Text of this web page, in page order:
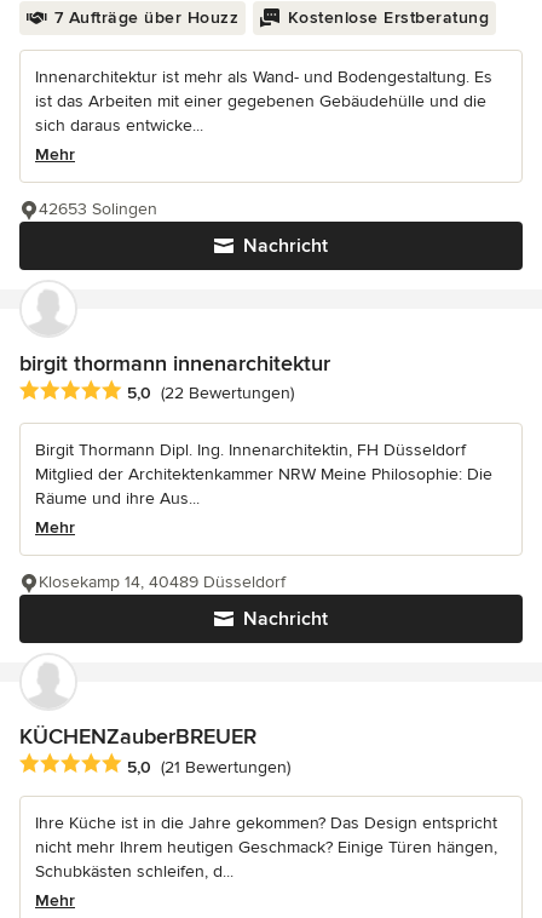
7 Aufträge über Houzz Kostenlose Erstberatung
Innenarchitektur ist mehr als Wand- und Bodengestaltung. Es
ist das Arbeiten mit einer gegebenen Gebäudehülle und die
sich daraus entwicke...
Mehr
Nachricht
42653 Solingen
birgit thormann innenarchitektur
Durchschnittliche Bewertung: 5 von 5 Sternen
5,0 (22 Bewertungen)
Birgit Thormann Dipl. Ing. Innenarchitektin, FH Düsseldorf
Mitglied der Architektenkammer NRW Meine Philosophie: Die
Räume und ihre Aus...
Mehr
Nachricht
Klosekamp 14, 40489 Düsseldorf
KÜCHENZauberBREUER
Durchschnittliche Bewertung: 5 von 5 Sternen
5,0 (21 Bewertungen)
Ihre Küche ist in die Jahre gekommen? Das Design entspricht
nicht mehr Ihrem heutigen Geschmack? Einige Türen hängen,
Schubkästen schleifen, d...
Mehr